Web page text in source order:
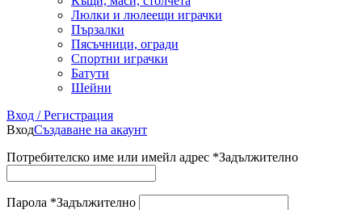
Люлки и люлеещи играчки
Пързалки
Пясъчници, огради
Спортни играчки
Батути
Шейни
Вход / Регистрация
ВходСъздаване на акаунт
Потребителско име или имейл адрес *Задължително
Парола *Задължително